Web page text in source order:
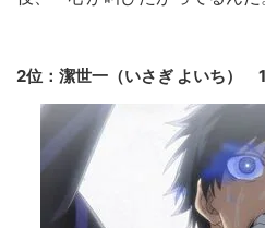
2位：潔世一（いさぎ よいち）